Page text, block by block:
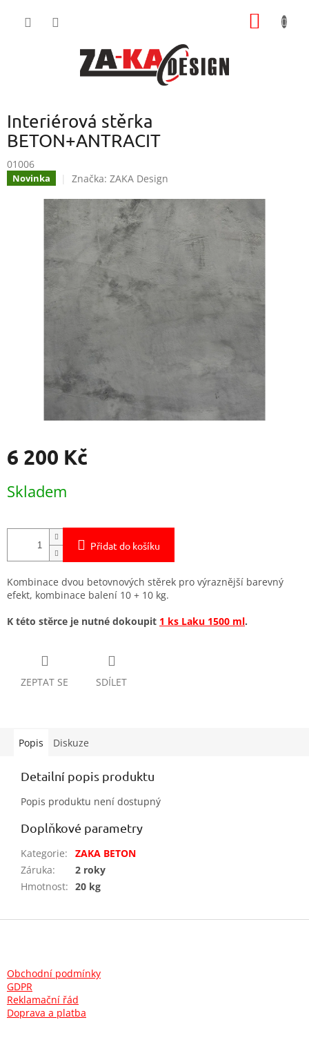
Interiérová stěrka
BETON+ANTRACIT
01006
Novinka Značka: ZAKA Design
6 200 Kč
cena:
Skladem
Přidat do košíku
Kombinace dvou betovnových stěrek pro výraznější barevný
efekt, kombinace balení 10 + 10 kg.
K této stěrce je nutné dokoupit 1 ks Laku 1500 ml.
ZEPTAT SE SDÍLET
Popis Diskuze
Detailní popis produktu
Popis produktu není dostupný
Doplňkové parametry
Kategorie:
ZAKA BETON
Záruka:
2 roky
Hmotnost: 20 kg
Z
Obchodní podmínky
GDPR
Reklamační řád
Doprava a platba